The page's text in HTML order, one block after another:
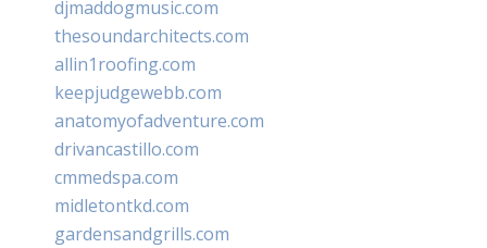
djmaddogmusic.com
thesoundarchitects.com
allin1roofing.com
keepjudgewebb.com
anatomyofadventure.com
drivancastillo.com
cmmedspa.com
midletontkd.com
gardensandgrills.com